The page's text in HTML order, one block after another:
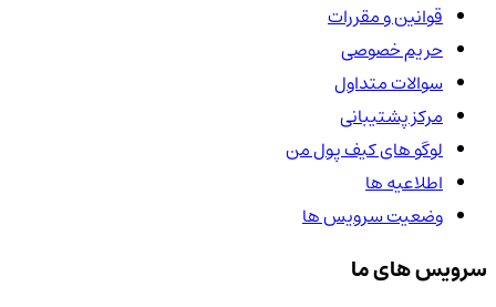
قوانین و مقررات
حریم خصوصی
سوالات متداول
مرکز پشتیبانی
لوگو های کیف پول من
اطلاعیه ها
وضعیت سرویس ها
سرویس های ما